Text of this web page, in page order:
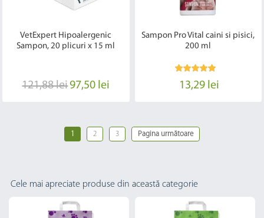
VetExpert Hipoalergenic
Sampon, 20 plicuri x 15 ml
121,88 lei97,50 lei
Sampon Pro Vital caini si pisici,
200 ml
13,29 lei
1 2 3 Pagina următoare
Cele mai apreciate produse din această categorie